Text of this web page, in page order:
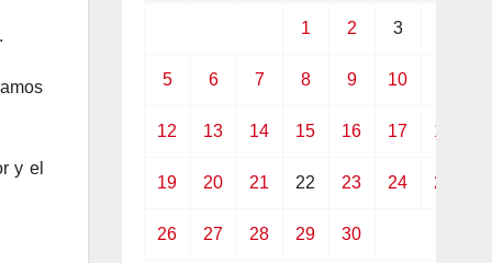
y el
1 2 3
5 6 7 8 9 10
12 13 14 15 16 17 18
19 20 21 22 23 24 25
26 27 28 29 30